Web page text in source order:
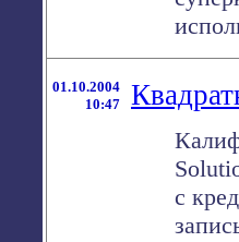
01.10.2004
10:47
с